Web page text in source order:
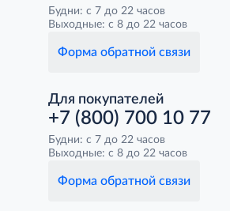
Будни: с 7 до 22 часов
Выходные: с 8 до 22 часов
Форма обратной связи
Для покупателей
+7 (800) 700 10 77
Будни: с 7 до 22 часов
Выходные: с 8 до 22 часов
Форма обратной связи